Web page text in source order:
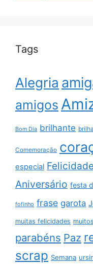
Tags
Alegria
amigos
Bom Dia brilhante
Comemoração
especial Felicidade
Aniversário festa
fofinho frase garota
muitas felicidades
parabéns Paz
scrap Semana